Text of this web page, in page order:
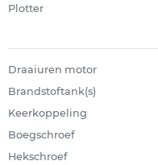
Plotter
Draaiuren motor
Brandstoftank(s)
Keerkoppeling
Boegschroef
Hekschroef